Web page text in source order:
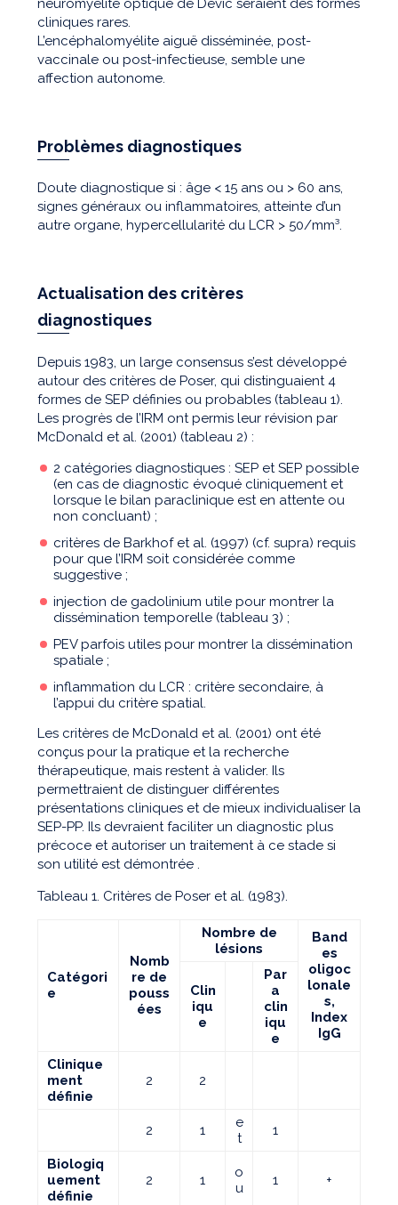
neuromyélite optique de Devic seraient des formes
cliniques rares.
L’encéphalomyélite aiguë disséminée, post-
vaccinale ou post-infectieuse, semble une
affection autonome.
Problèmes diagnostiques
Doute diagnostique si : âge < 15 ans ou > 60 ans,
signes généraux ou inflammatoires, atteinte d’un
autre organe, hypercellularité du LCR > 50/mm³.
Actualisation des critères
diagnostiques
Depuis 1983, un large consensus s’est développé
autour des critères de Poser, qui distinguaient 4
formes de SEP définies ou probables (tableau 1).
Les progrès de l’IRM ont permis leur révision par
McDonald et al. (2001) (tableau 2) :
2 catégories diagnostiques : SEP et SEP possible
(en cas de diagnostic évoqué cliniquement et
lorsque le bilan paraclinique est en attente ou
non concluant) ;
critères de Barkhof et al. (1997) (cf. supra) requis
pour que l’IRM soit considérée comme
suggestive ;
injection de gadolinium utile pour montrer la
dissémination temporelle (tableau 3) ;
PEV parfois utiles pour montrer la dissémination
spatiale ;
inflammation du LCR : critère secondaire, à
l’appui du critère spatial.
Les critères de McDonald et al. (2001) ont été
conçus pour la pratique et la recherche
thérapeutique, mais restent à valider. Ils
permettraient de distinguer différentes
présentations cliniques et de mieux individualiser la
SEP-PP. Ils devraient faciliter un diagnostic plus
précoce et autoriser un traitement à ce stade si
son utilité est démontrée .
Tableau 1. Critères de Poser et al. (1983).
Catégori
e
Nomb
re de
pouss
ées
Nombre de
lésions
Band
es
oligoc
lonale
s,
Index
IgG
Clin
iqu
e
Par
a
clin
iqu
e
Clinique
ment
définie
2 2
2 1
e
t
1
Biologiq
uement
définie
2 1
o
u
1 +